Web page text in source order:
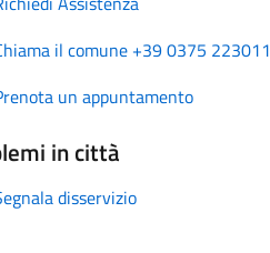
il comune +39 0375 223011
un appuntamento
in città
disservizio